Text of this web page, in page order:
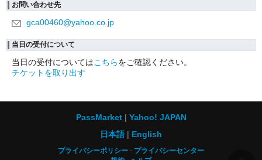
お問い合わせ先
gca00460@yahoo.co.jp
当日の受付について
当日の受付についてはこちらをご確認ください。
チケットを取り出す
PassMarket
Yahoo! JAPAN
日本語
English
プライバシーポリシー
プライバシーセンター